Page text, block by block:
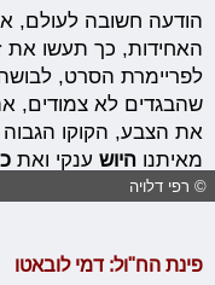
הודעה חשובה לעולם,
האחידות, כך תעשו את
לפריימרת הסרט,
שהבגדים לא צמודים,
את הצבע, הקוקו הגבוה
מאיתנוהיוש ענקי ואת
© רפי דלויה
פינת הח"ול: דמי לובאטו